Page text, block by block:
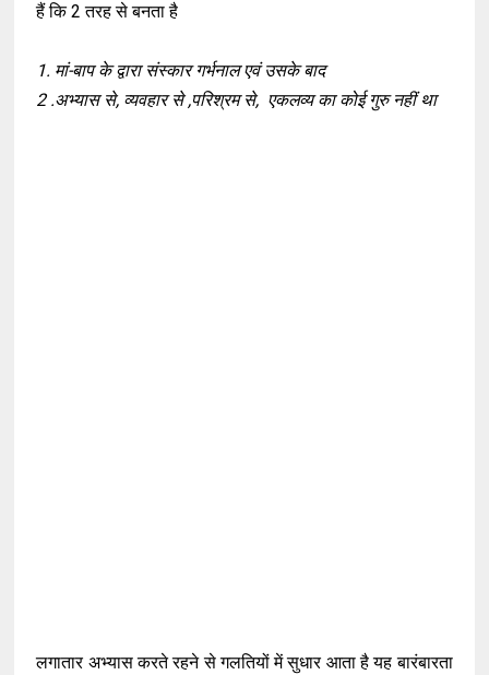
हैं कि 2 तरह से बनता है
1. मां-बाप के द्वारा संस्कार गर्भनाल एवं उसके बाद
2 .अभ्यास से, व्यवहार से ,परिश्रम से, एकलव्य का कोई गुरु नहीं था
लगातार अभ्यास करते रहने से गलतियों में सुधार आता है यह बारंबारता